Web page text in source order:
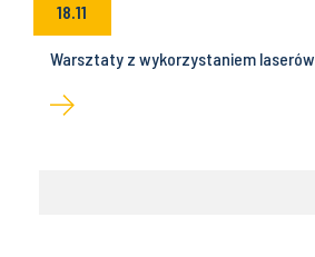
18.11
Warsztaty z wykorzystaniem laserów